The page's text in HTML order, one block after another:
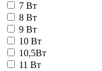
7 Вт
8 Вт
9 Вт
10 Вт
10,5Вт
11 Вт